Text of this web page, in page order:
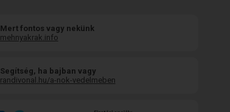
Mert fontos vagy nekünk
mehnyakrak.info
Segítség, ha bajban vagy
randivonal.hu/a-nok-vedelmeben